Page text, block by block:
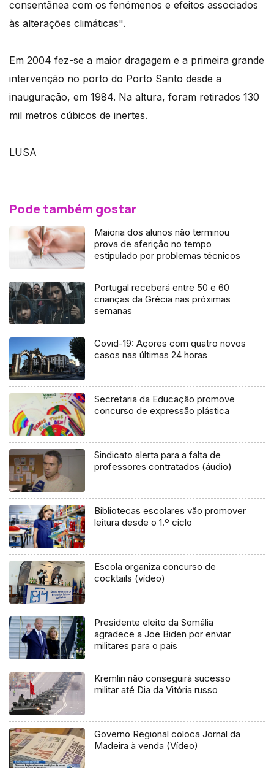
consentânea com os fenómenos e efeitos associados
às alterações climáticas".
Em 2004 fez-se a maior dragagem e a primeira grande
intervenção no porto do Porto Santo desde a
inauguração, em 1984. Na altura, foram retirados 130
mil metros cúbicos de inertes.
LUSA
Pode também gostar
Maioria dos alunos não terminou
prova de aferição no tempo
estipulado por problemas técnicos
Portugal receberá entre 50 e 60
crianças da Grécia nas próximas
semanas
Covid-19: Açores com quatro novos
casos nas últimas 24 horas
Secretaria da Educação promove
concurso de expressão plástica
Sindicato alerta para a falta de
professores contratados (áudio)
Bibliotecas escolares vão promover
leitura desde o 1.º ciclo
Escola organiza concurso de
cocktails (vídeo)
Presidente eleito da Somália
agradece a Joe Biden por enviar
militares para o país
Kremlin não conseguirá sucesso
militar até Dia da Vitória russo
Governo Regional coloca Jornal da
Madeira à venda (Vídeo)